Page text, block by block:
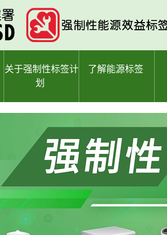
关于强制性标签计
划
了解能源标签